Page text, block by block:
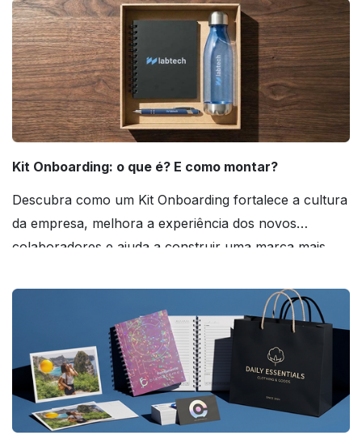
Kit Onboarding: o que é? E como montar?
Descubra como um Kit Onboarding fortalece a cultura
da empresa, melhora a experiência dos novos
colaboradores e ajuda a construir uma marca mais